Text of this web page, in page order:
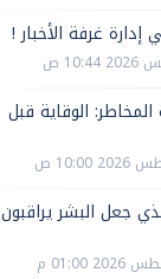
إدارة غرفة الأخبار !
المخاطر: الوقاية قبل
جعل البشر يراقبون